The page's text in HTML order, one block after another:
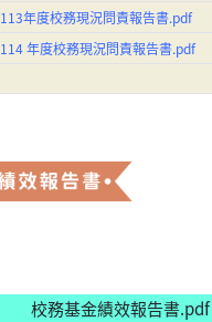
113年度校務現況問責報告書.pdf
114 年度校務現況問責報告書.pdf
校務基金績效報告書.pdf